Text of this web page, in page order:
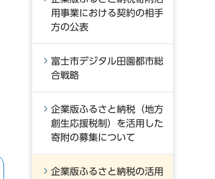
用事業における契約の相手
方の公表
富士市デジタル田園都市総
合戦略
企業版ふるさと納税（地方
創生応援税制）を活用した
寄附の募集について
企業版ふるさと納税の活用